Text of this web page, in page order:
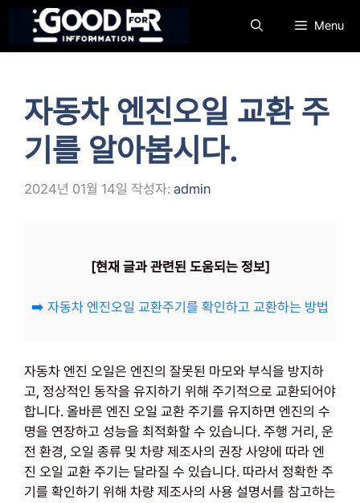
츠
Menu
자동차 엔진오일 교환 주
기를 알아봅시다.
2024년 01월 14일 작성자: admin
[현재 글과 관련된 도움되는 정보]
➡️ 자동차 엔진오일 교환주기를 확인하고 교환하는 방법
자동차 엔진 오일은 엔진의 잘못된 마모와 부식을 방지하
고, 정상적인 동작을 유지하기 위해 주기적으로 교환되어야
합니다. 올바른 엔진 오일 교환 주기를 유지하면 엔진의 수
명을 연장하고 성능을 최적화할 수 있습니다. 주행 거리, 운
전 환경, 오일 종류 및 차량 제조사의 권장 사양에 따라 엔
진 오일 교환 주기는 달라질 수 있습니다. 따라서 정확한 주
기를 확인하기 위해 차량 제조사의 사용 설명서를 참고하는